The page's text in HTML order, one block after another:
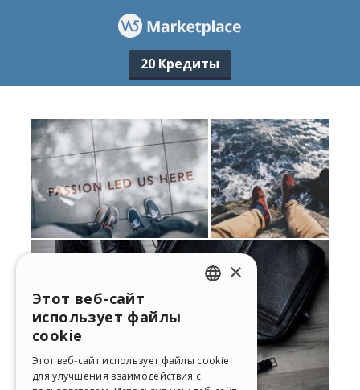
20 Кредиты
GERMAN
SPANISH
×
Этот веб-сайт
использует файлы
cookie
Этот веб-сайт использует файлы cookie
для улучшения взаимодействия с